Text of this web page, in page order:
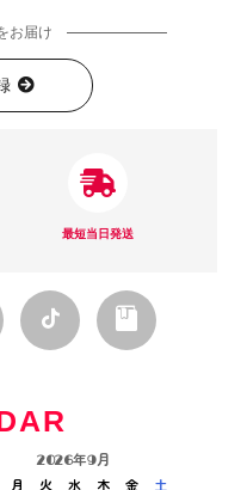
お届け
最短当日発送
2026年9月
月 火 水 木 金
土